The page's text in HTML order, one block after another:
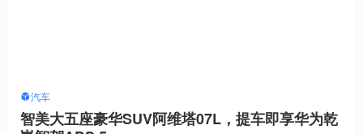
汽车
智美大五座豪华SUV阿维塔07L，提车即享华为乾